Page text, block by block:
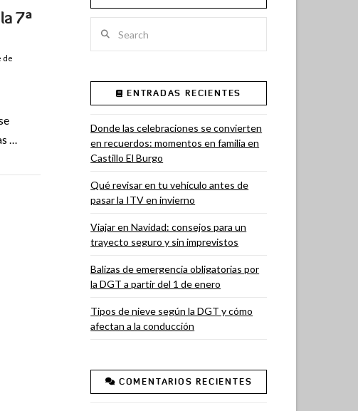
7ª
de
…
ENTRADAS RECIENTES
Donde las celebraciones se convierten
en recuerdos: momentos en familia en
Castillo El Burgo
Qué revisar en tu vehículo antes de
pasar la ITV en invierno
Viajar en Navidad: consejos para un
trayecto seguro y sin imprevistos
Balizas de emergencia obligatorias por
la DGT a partir del 1 de enero
Tipos de nieve según la DGT y cómo
afectan a la conducción
COMENTARIOS RECIENTES